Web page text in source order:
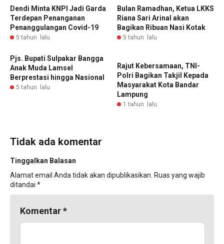
Dendi Minta KNPI Jadi Garda
Terdepan Penanganan
Penanggulangan Covid-19
5 tahun lalu
Bulan Ramadhan, Ketua LKKS
Riana Sari Arinal akan
Bagikan Ribuan Nasi Kotak
5 tahun lalu
Pjs. Bupati Sulpakar Bangga
Anak Muda Lamsel
Berprestasi hingga Nasional
5 tahun lalu
‎Rajut Kebersamaan, TNI-
Polri Bagikan Takjil Kepada
Masyarakat Kota Bandar
Lampung
1 tahun lalu
Tidak ada komentar
Tinggalkan Balasan
Alamat email Anda tidak akan dipublikasikan. Ruas yang wajib
ditandai *
Komentar*